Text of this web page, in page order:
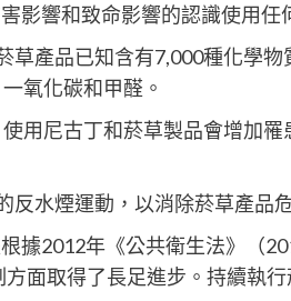
影響和致命影響的認識使用任
草產品已知含有7,000種化學
氧化碳和甲醛。
用尼古丁和菸草製品會增加
水煙運動，以消除菸草產品
據2012年《公共衛生法》（
面取得了長足進步。持續執